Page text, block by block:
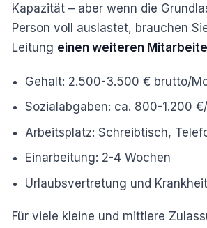
Kapazität – aber wenn die
Person voll auslastet, brauchen
Leitung einen weiteren
Gehalt: 2.500-3.500 € brutto/
Sozialabgaben: ca. 800-1.200
Arbeitsplatz: Schreibtisch,
Einarbeitung: 2-4 Wochen
Urlaubsvertretung und
Für viele kleine und mittlere